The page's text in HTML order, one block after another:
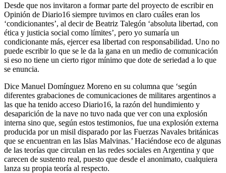
Desde que nos invitaron a formar parte del proyecto de escribir en
Opinión de Diario16 siempre tuvimos en claro cuáles eran los
‘condicionantes’, al decir de Beatriz Talegón ‘absoluta libertad, con
ética y justicia social como límites’, pero yo sumaría un
condicionante más, ejercer esa libertad con responsabilidad. Uno no
puede escribir lo que se le da la gana en un medio de comunicación
si eso no tiene un cierto rigor mínimo que dote de seriedad a lo que
se enuncia.
Dice Manuel Domínguez Moreno en su columna que ‘según
diferentes grabaciones de comunicaciones de militares argentinos a
las que ha tenido acceso Diario16, la razón del hundimiento y
desaparición de la nave no tuvo nada que ver con una explosión
interna sino que, según estos testimonios, fue una explosión externa
producida por un misil disparado por las Fuerzas Navales británicas
que se encuentran en las Islas Malvinas.’ Haciéndose eco de algunas
de las teorías que circulan en las redes sociales en Argentina y que
carecen de sustento real, puesto que desde el anonimato, cualquiera
lanza su propia teoría al respecto.